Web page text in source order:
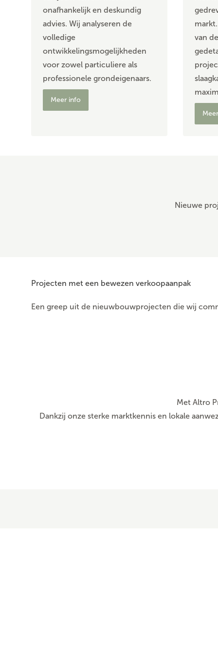
onafhankelijk en deskundig
advies. Wij analyseren de
volledige
ontwikkelingsmogelijkheden
voor zowel particuliere als
professionele grondeigenaars.
Meer info
van
Nieuwe
Projecten met een bewezen verkoopaanpak
Een greep uit de nieuwbouwprojecten die wij
Met Altro
Dankzij onze sterke marktkennis en lokale